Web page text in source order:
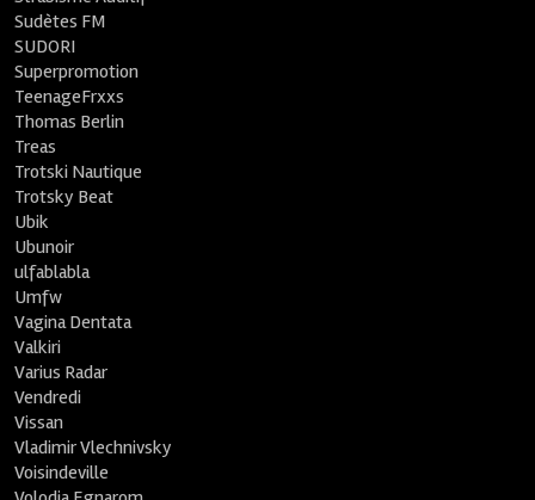
Sudètes FM
SUDORI
Superpromotion
TeenageFrxxs
Thomas Berlin
Treas
Trotski Nautique
Trotsky Beat
Ubik
Ubunoir
ulfablabla
Umfw
Vagina Dentata
Valkiri
Varius Radar
Vendredi
Vissan
Vladimir Vlechnivsky
Voisindeville